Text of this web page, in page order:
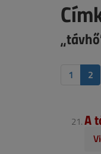
1 2
A